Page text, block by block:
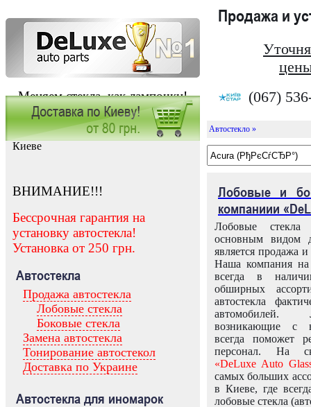
Меняем стекла, как лампочки!
Продажа и
(067)
Заказать установку автостекла в
Киеве
ВНИМАНИЕ!!!
Бессрочная гарантия на
установку автостекла!
Установка от 250 грн.
Автостекла
Продажа автостекла
Лобовые стекла
Боковые стекла
Замена автостекла
Тонирование автостекол
Доставка по Украине
Автостекла для иномарок
Автостекло »
Лобовые и
компаниии
Лобовые
основным видом
является продажа и
Наша компания на
всегда в
обширных
автостекла
возникающие с
всегда поможет
персонал. На
«DeLuxe Auto
самых больших
в Киеве, где
лобовые стекла